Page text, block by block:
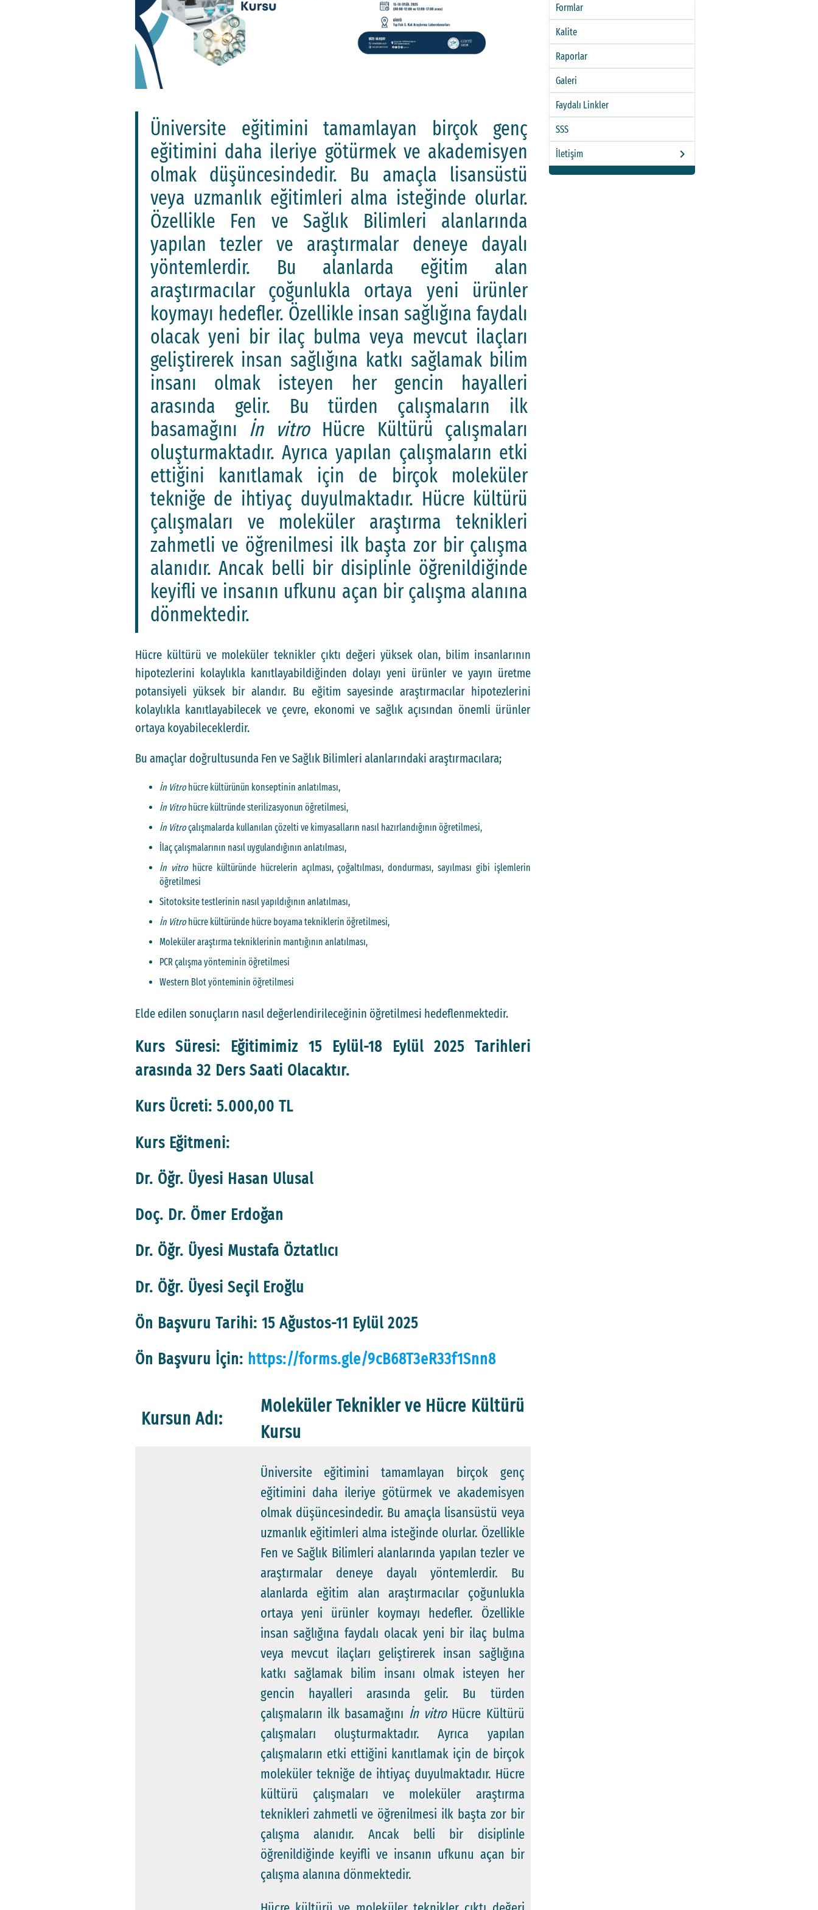
Üniversite eğitimini tamamlayan birçok genç
eğitimini daha ileriye götürmek ve akademisyen
olmak düşüncesindedir. Bu amaçla lisansüstü
veya uzmanlık eğitimleri alma isteğinde olurlar.
Özellikle Fen ve Sağlık Bilimleri alanlarında
yapılan tezler ve araştırmalar deneye dayalı
yöntemlerdir. Bu alanlarda eğitim alan
araştırmacılar çoğunlukla ortaya yeni ürünler
koymayı hedefler. Özellikle insan sağlığına faydalı
olacak yeni bir ilaç bulma veya mevcut ilaçları
geliştirerek insan sağlığına katkı sağlamak bilim
insanı olmak isteyen her gencin hayalleri
arasında gelir. Bu türden çalışmaların ilk
basamağını İn vitro Hücre Kültürü çalışmaları
oluşturmaktadır. Ayrıca yapılan çalışmaların etki
ettiğini kanıtlamak için de birçok moleküler
tekniğe de ihtiyaç duyulmaktadır. Hücre kültürü
çalışmaları ve moleküler araştırma teknikleri
zahmetli ve öğrenilmesi ilk başta zor bir çalışma
alanıdır. Ancak belli bir disiplinle öğrenildiğinde
keyifli ve insanın ufkunu açan bir çalışma alanına
dönmektedir.
Hücre kültürü ve moleküler teknikler çıktı değeri yüksek olan, bilim insanlarının
hipotezlerini kolaylıkla kanıtlayabildiğinden dolayı yeni ürünler ve yayın üretme
potansiyeli yüksek bir alandır. Bu eğitim sayesinde araştırmacılar hipotezlerini
kolaylıkla kanıtlayabilecek ve çevre, ekonomi ve sağlık açısından önemli ürünler
ortaya koyabileceklerdir.
Bu amaçlar doğrultusunda Fen ve Sağlık Bilimleri alanlarındaki araştırmacılara;
İn Vitrohücre kültürünün konseptinin anlatılması,
İn Vitrohücre kültründe sterilizasyonun öğretilmesi,
İn Vitroçalışmalarda kullanılan çözelti ve kimyasalların nasıl hazırlandığının öğretilmesi,
İlaç çalışmalarının nasıl uygulandığının anlatılması,
İn vitro hücre kültüründe hücrelerin açılması, çoğaltılması, dondurması, sayılması gibi işlemlerin
öğretilmesi
Sitotoksite testlerinin nasıl yapıldığının anlatılması,
İn Vitrohücre kültüründe hücre boyama tekniklerin öğretilmesi,
Moleküler araştırma tekniklerinin mantığının anlatılması,
PCR çalışma yönteminin öğretilmesi
Western Blot yönteminin öğretilmesi
Elde edilen sonuçların nasıl değerlendirileceğinin öğretilmesi hedeflenmektedir.
Kurs Süresi: Eğitimimiz 15 Eylül-18 Eylül 2025 Tarihleri
arasında 32 Ders Saati Olacaktır.
Kurs Ücreti: 5.000,00 TL
Kurs Eğitmeni:
Dr. Öğr. Üyesi Hasan Ulusal
Doç. Dr. Ömer Erdoğan
Dr. Öğr. Üyesi Mustafa Öztatlıcı
Dr. Öğr. Üyesi Seçil Eroğlu
Ön Başvuru Tarihi: 15 Ağustos-11 Eylül 2025
Ön Başvuru İçin: https://forms.gle/9cB68T3eR33f1Snn8
Kursun Adı:
Moleküler Teknikler ve Hücre Kültürü
Kursu
Üniversite eğitimini tamamlayan birçok genç
eğitimini daha ileriye götürmek ve akademisyen
olmak düşüncesindedir. Bu amaçla lisansüstü veya
uzmanlık eğitimleri alma isteğinde olurlar. Özellikle
Fen ve Sağlık Bilimleri alanlarında yapılan tezler ve
araştırmalar deneye dayalı yöntemlerdir. Bu
alanlarda eğitim alan araştırmacılar çoğunlukla
ortaya yeni ürünler koymayı hedefler. Özellikle
insan sağlığına faydalı olacak yeni bir ilaç bulma
veya mevcut ilaçları geliştirerek insan sağlığına
katkı sağlamak bilim insanı olmak isteyen her
gencin hayalleri arasında gelir. Bu türden
çalışmaların ilk basamağını İn vitro Hücre Kültürü
çalışmaları oluşturmaktadır. Ayrıca yapılan
çalışmaların etki ettiğini kanıtlamak için de birçok
moleküler tekniğe de ihtiyaç duyulmaktadır. Hücre
kültürü çalışmaları ve moleküler araştırma
teknikleri zahmetli ve öğrenilmesi ilk başta zor bir
çalışma alanıdır. Ancak belli bir disiplinle
öğrenildiğinde keyifli ve insanın ufkunu açan bir
çalışma alanına dönmektedir.
Formlar
Kalite
Raporlar
Galeri
Faydalı Linkler
SSS
İletişim keyboard_arrow_right